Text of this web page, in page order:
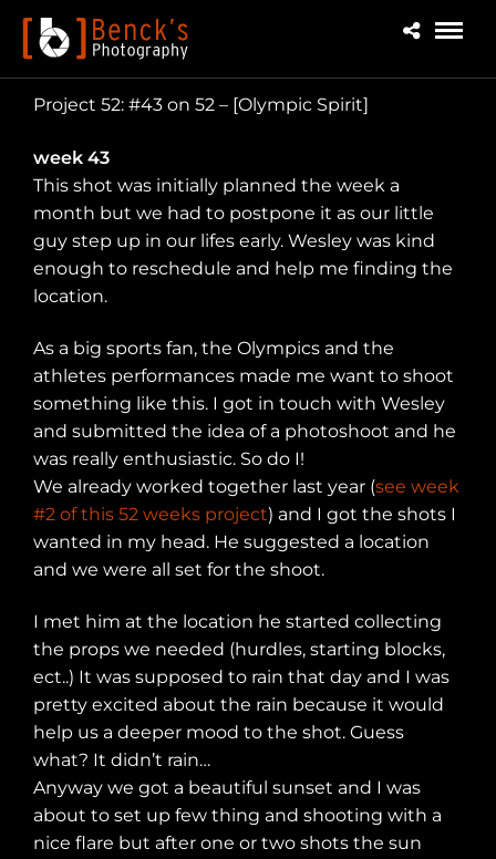
Project 52: #43 on 52 – [Olympic Spirit]
week 43
This shot was initially planned the week a
month but we had to postpone it as our little
guy step up in our lifes early. Wesley was kind
enough to reschedule and help me finding the
location.
As a big sports fan, the Olympics and the
athletes performances made me want to shoot
something like this. I got in touch with Wesley
and submitted the idea of a photoshoot and he
was really enthusiastic. So do I!
We already worked together last year (see week
#2 of this 52 weeks project) and I got the shots I
wanted in my head. He suggested a location
and we were all set for the shoot.
I met him at the location he started collecting
the props we needed (hurdles, starting blocks,
ect..) It was supposed to rain that day and I was
pretty excited about the rain because it would
help us a deeper mood to the shot. Guess
what? It didn’t rain…
Anyway we got a beautiful sunset and I was
about to set up few thing and shooting with a
nice flare but after one or two shots the sun